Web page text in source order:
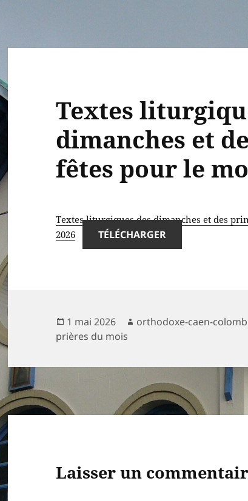
Textes
dimanches et
fêtes pour le
Textes liturgiques des dimanches et des
2026
TÉLÉCHARGER
Publié
le
1 mai 2026 Auteur
orthodoxe-caen-
prières du mois
Laisser un